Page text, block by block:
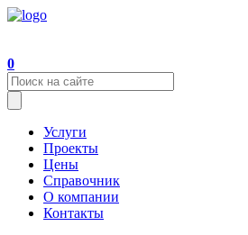
0
Услуги
Проекты
Цены
Справочник
О компании
Контакты